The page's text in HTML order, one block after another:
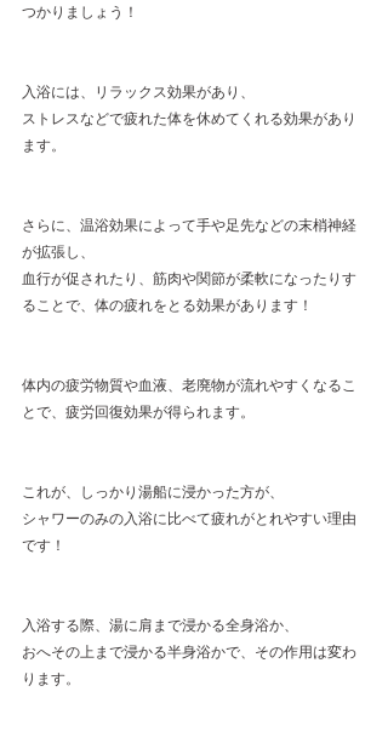
つかりましょう！
入浴には、リラックス効果があり、
ストレスなどで疲れた体を休めてくれる効果があり
ます。
さらに、温浴効果によって手や足先などの末梢神経
が拡張し、
血行が促されたり、筋肉や関節が柔軟になったりす
ることで、体の疲れをとる効果があります！
体内の疲労物質や血液、老廃物が流れやすくなるこ
とで、疲労回復効果が得られます。
これが、しっかり湯船に浸かった方が、
シャワーのみの入浴に比べて疲れがとれやすい理由
です！
入浴する際、湯に肩まで浸かる全身浴か、
おへその上まで浸かる半身浴かで、その作用は変わ
ります。